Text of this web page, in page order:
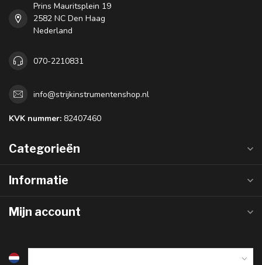
Prins Mauritsplein 19
2582 NC Den Haag
Nederland
070-2210831
info@strijkinstrumentenshop.nl
KVK nummer: 82407460
Categorieën
Informatie
Mijn account